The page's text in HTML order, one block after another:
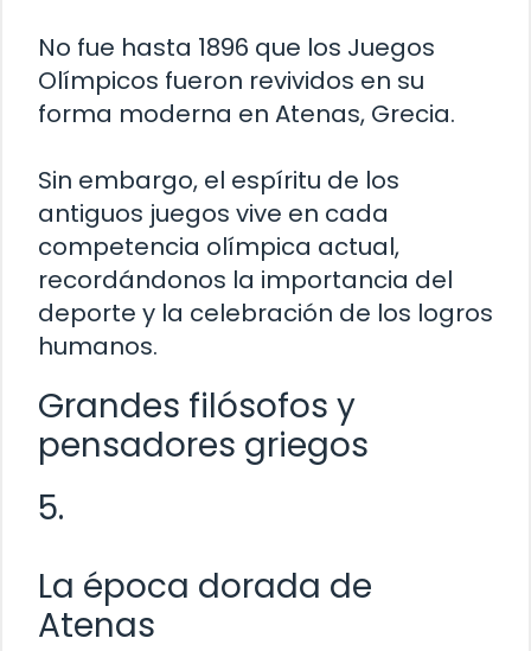
No fue hasta 1896 que los Juegos
Olímpicos fueron revividos en su
forma moderna en Atenas, Grecia.
Sin embargo, el espíritu de los
antiguos juegos vive en cada
competencia olímpica actual,
recordándonos la importancia del
deporte y la celebración de los logros
humanos.
Grandes filósofos y
pensadores griegos
5.
La época dorada de
Atenas